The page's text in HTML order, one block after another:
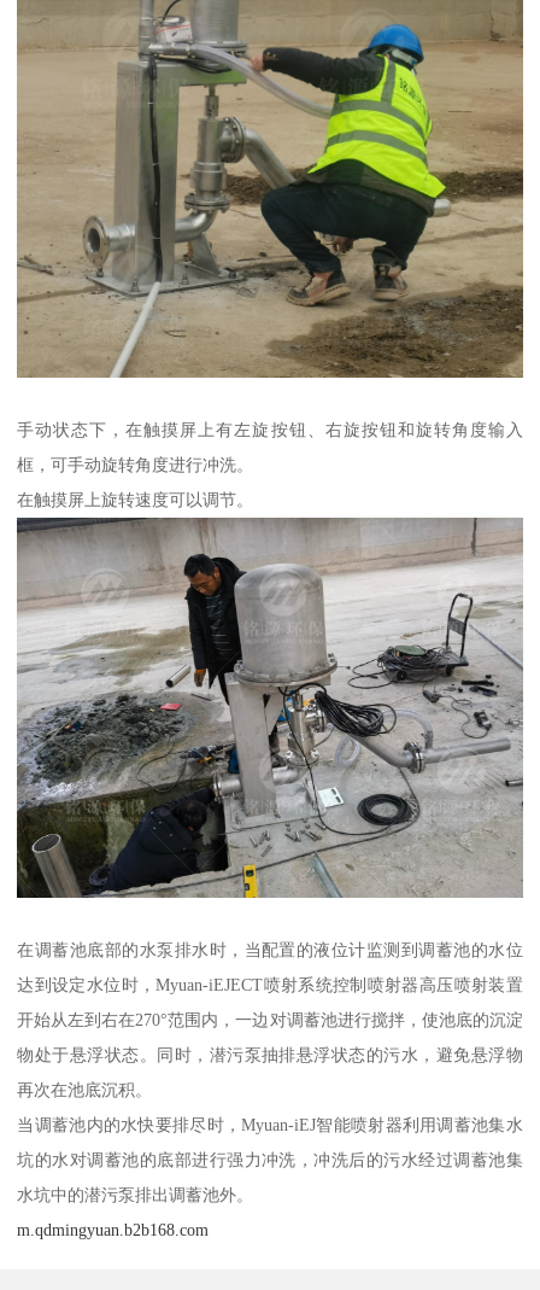
手动状态下，在触摸屏上有左旋按钮、右旋按钮和旋转角度输入
框，可手动旋转角度进行冲洗。
在触摸屏上旋转速度可以调节。
在调蓄池底部的水泵排水时，当配置的液位计监测到调蓄池的水位
达到设定水位时，Myuan-iEJECT喷射系统控制喷射器高压喷射装置
开始从左到右在270°范围内，一边对调蓄池进行搅拌，使池底的沉淀
物处于悬浮状态。同时，潜污泵抽排悬浮状态的污水，避免悬浮物
再次在池底沉积。
当调蓄池内的水快要排尽时，Myuan-iEJ智能喷射器利用调蓄池集水
坑的水对调蓄池的底部进行强力冲洗，冲洗后的污水经过调蓄池集
水坑中的潜污泵排出调蓄池外。
m.qdmingyuan.b2b168.com